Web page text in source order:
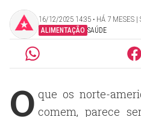
16/12/2025 14:35 ‧ HÁ 7 MESES |
ALIMENTAÇÃO SAÚDE
O que os norte-
comem, parece